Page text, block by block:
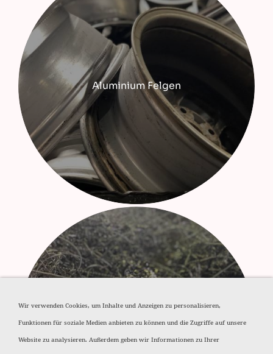
Aluminium Felgen
Aluminium Späne
Wir verwenden Cookies, um Inhalte und Anzeigen zu personalisieren,
Funktionen für soziale Medien anbieten zu können und die Zugriffe auf unsere
Website zu analysieren. Außerdem geben wir Informationen zu Ihrer